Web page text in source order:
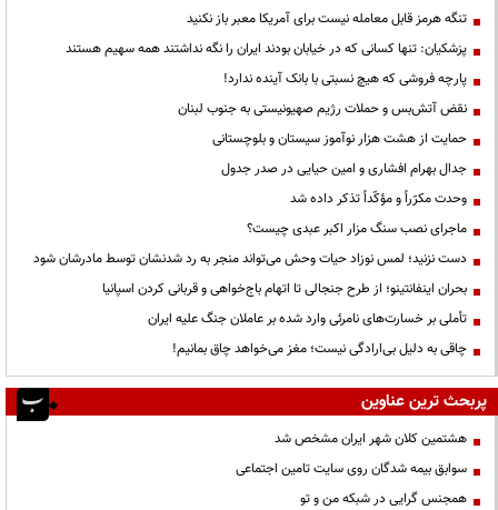
تنگه هرمز قابل معامله نیست برای آمریکا معبر باز نکنید
پزشکیان: تنها کسانی که در خیابان بودند ایران را نگه نداشتند همه سهیم هستند
پارچه فروشی که هیچ نسبتی با بانک آینده ندارد!
نقض آتش‌بس و حملات رژیم صهیونیستی به جنوب لبنان
حمایت از هشت هزار نوآموز سیستان و بلوچستانی
جدال بهرام افشاری و امین حیایی در صدر جدول
وحدت مکرّراً و مؤکّداً تذکر داده شد
ماجرای نصب سنگ مزار اکبر عبدی چیست؟
دست نزنید؛ لمس نوزاد حیات وحش می‌تواند منجر به رد شدنشان توسط مادرشان شود
بحران اینفانتینو؛ از طرح جنجالی تا اتهام باج‌خواهی و قربانی کردن اسپانیا
تأملی بر خسارت‌های نامرئی وارد شده بر عاملان جنگ علیه ایران
چاقی به دلیل بی‌ارادگی نیست؛ مغز می‌خواهد چاق بمانیم!
پربحث ترین عناوین
هشتمین کلان شهر ایران مشخص شد
سوابق بیمه شدگان روی سایت تامین اجتماعی
همجنس گرایی در شبکه من و تو